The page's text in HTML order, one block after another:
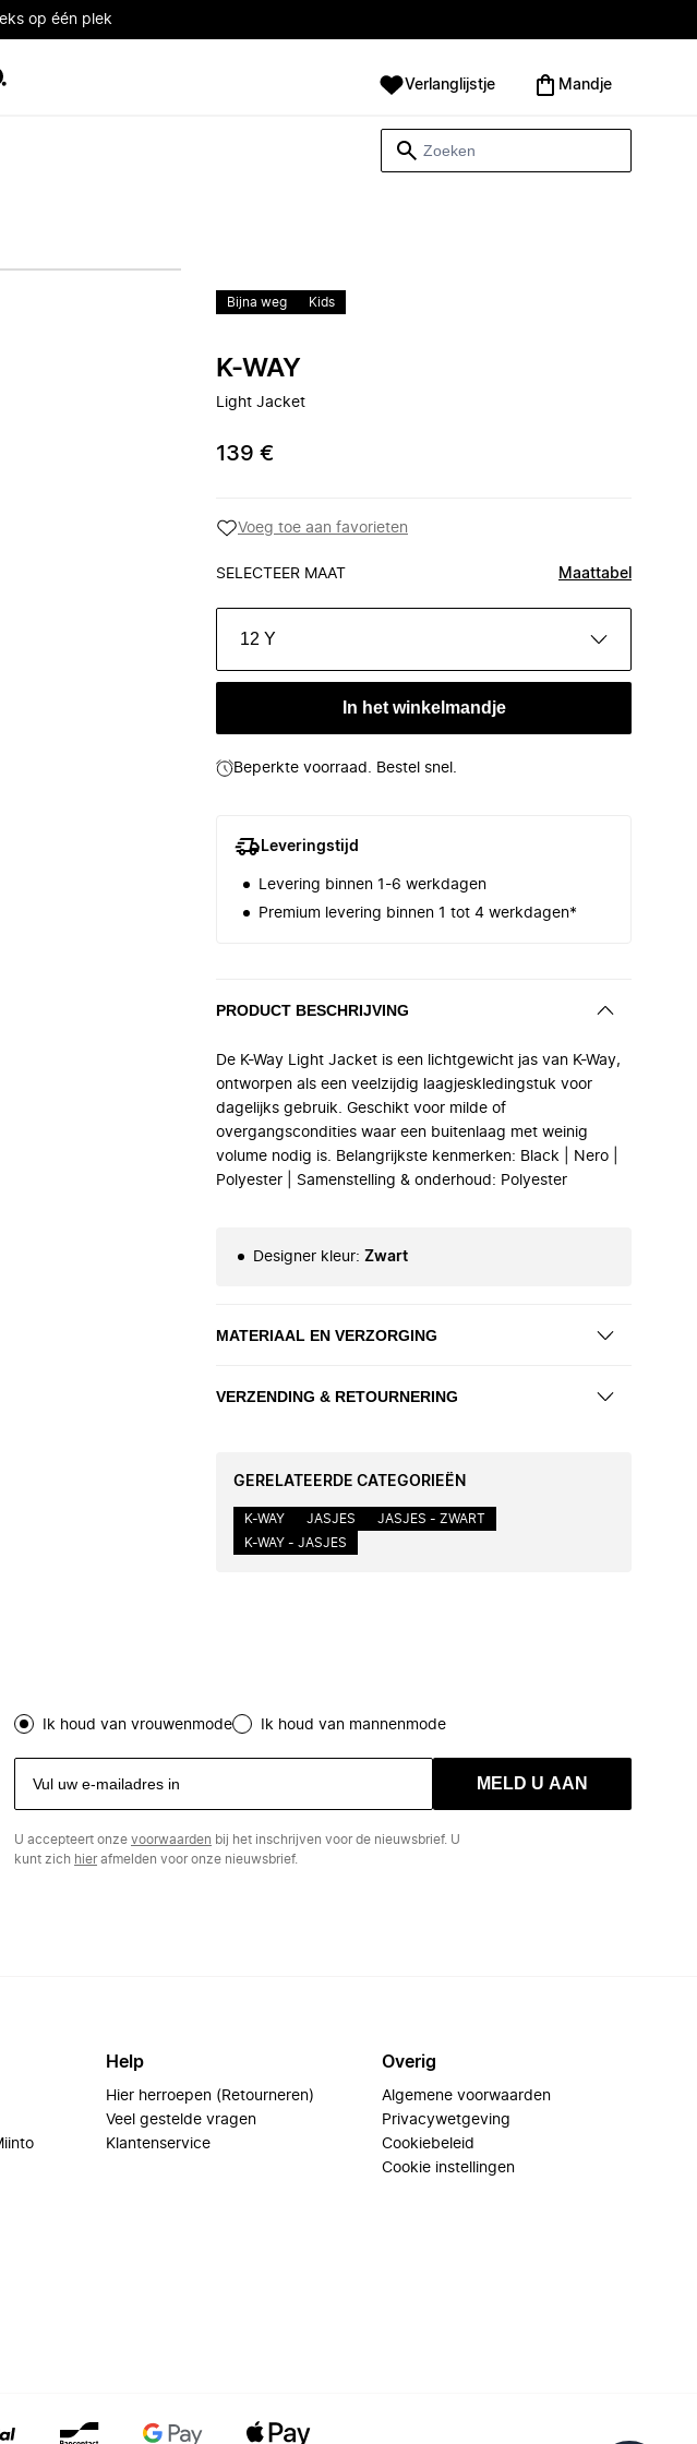
op één plek
Verlanglijstje Mandje
Bijna weg Kids
K-WAY
Light Jacket
139 €
Voeg toe aan favorieten
SELECTEER MAAT Maattabel
12 Y
In het winkelmandje
Beperkte voorraad. Bestel snel.
Leveringstijd
Levering binnen 1-6 werkdagen
Premium levering binnen 1 tot 4 werkdagen*
PRODUCT BESCHRIJVING
De K-Way Light Jacket is een lichtgewicht jas van K-Way,
ontworpen als een veelzijdig laagjeskledingstuk voor
dagelijks gebruik. Geschikt voor milde of
overgangscondities waar een buitenlaag met weinig
volume nodig is. Belangrijkste kenmerken: Black | Nero |
Polyester | Samenstelling & onderhoud: Polyester
Designer kleur: Zwart
MATERIAAL EN VERZORGING
VERZENDING & RETOURNERING
GERELATEERDE CATEGORIEËN
K-WAY JASJES
JASJES - ZWART
K-WAY - JASJES
Ik houd van vrouwenmode Ik houd van mannenmode
MELD U AAN
U accepteert onze voorwaarden bij het inschrijven voor de nieuwsbrief. U
kunt zich hierafmelden voor onze nieuwsbrief.
Help
Hier herroepen (Retourneren)
Veel gestelde vragen
Klantenservice
Overig
Algemene voorwaarden
Privacywetgeving
Cookiebeleid
Cookie instellingen